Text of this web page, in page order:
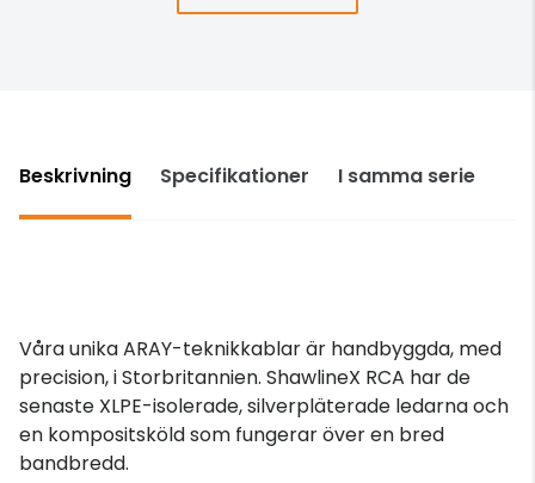
Beskrivning Specifikationer I samma serie
Våra unika ARAY-teknikkablar är handbyggda, med
precision, i Storbritannien. ShawlineX RCA har de
senaste XLPE-isolerade, silverpläterade ledarna och
en kompositsköld som fungerar över en bred
bandbredd.